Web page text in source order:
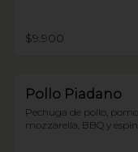
$9.900
Pollo Piadano
Pechuga de pollo,
mozzarella, BBQ y